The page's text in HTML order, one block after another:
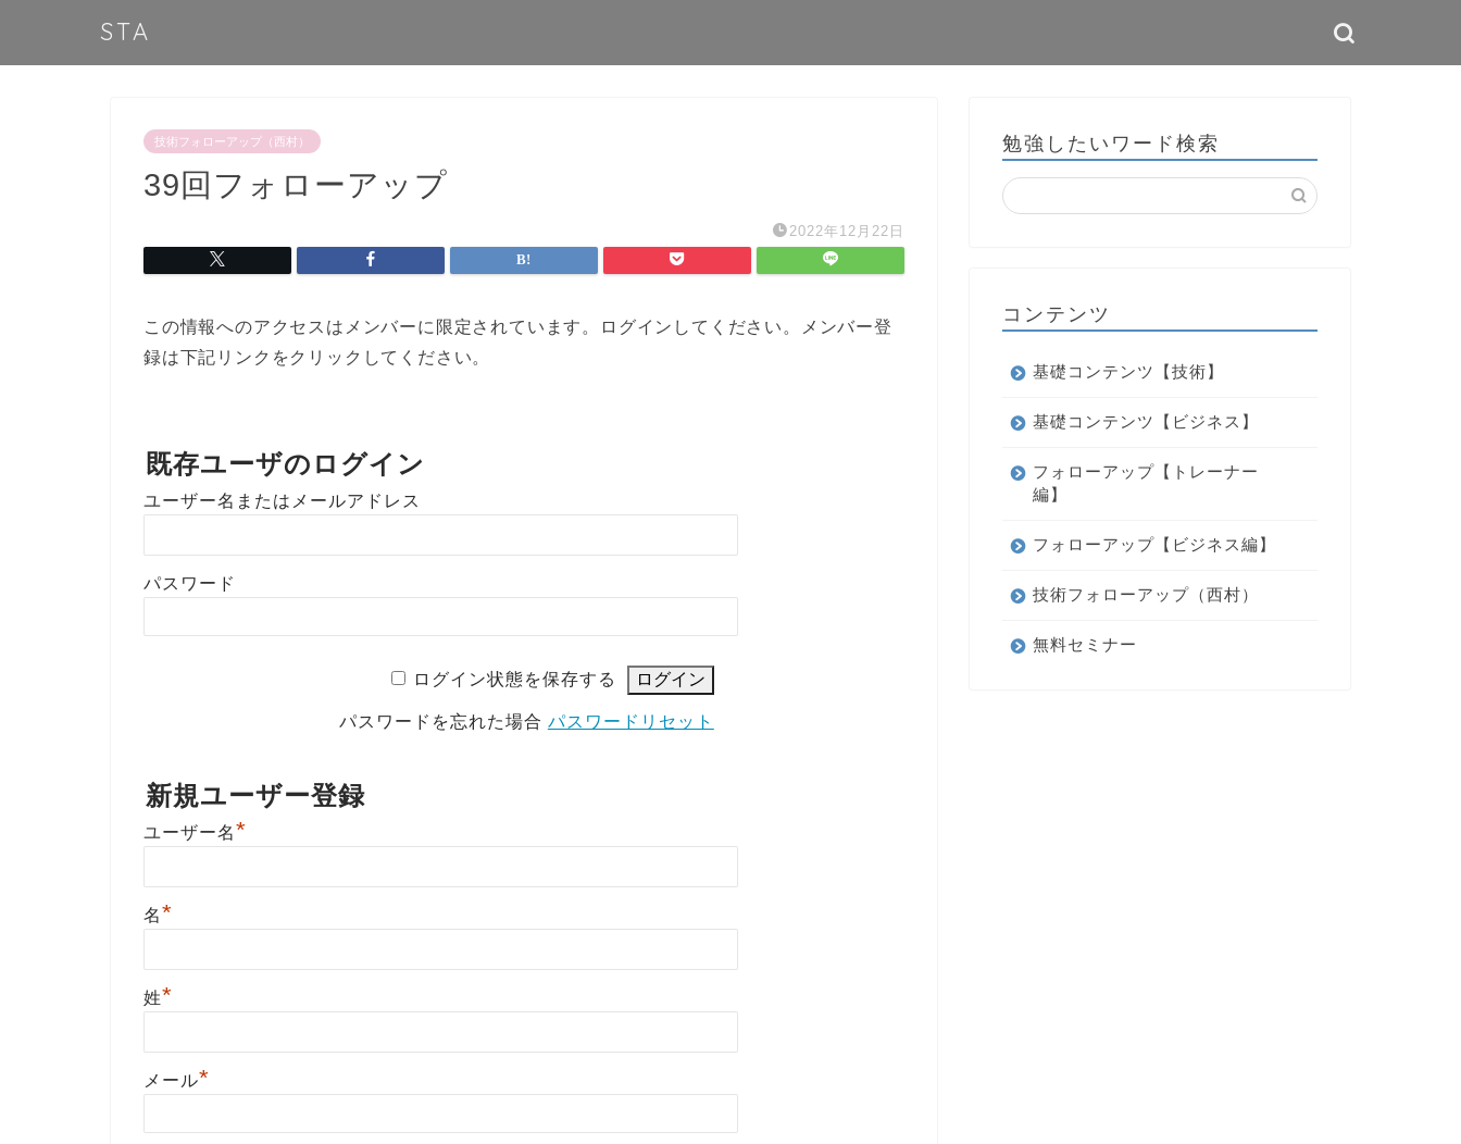
STA
技術フォローアップ（西村）
39回フォローアップ
2022年12月22日
この情報へのアクセスはメンバーに限定されています。ログインしてください。メンバー登
録は下記リンクをクリックしてください。
既存ユーザのログイン
ユーザー名またはメールアドレス
パスワード
ログイン状態を保存する
パスワードを忘れた場合 パスワードリセット
新規ユーザー登録
ユーザー名*
名*
姓*
メール*
勉強したいワード検索
コンテンツ
基礎コンテンツ【技術】
基礎コンテンツ【ビジネス】
フォローアップ【トレーナー
編】
フォローアップ【ビジネス編】
技術フォローアップ（西村）
無料セミナー